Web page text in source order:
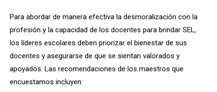
Para abordar de manera efectiva la desmoralización con la
profesión y la capacidad de los docentes para brindar SEL,
los líderes escolares deben priorizar el bienestar de sus
docentes y asegurarse de que se sientan valorados y
apoyados. Las recomendaciones de los maestros que
encuestamos incluyen: